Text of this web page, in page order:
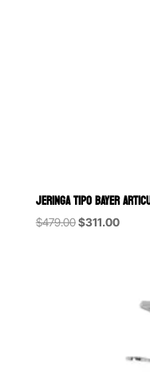
JERINGA TIPO BAYER
$479.00Original
$311.00Current